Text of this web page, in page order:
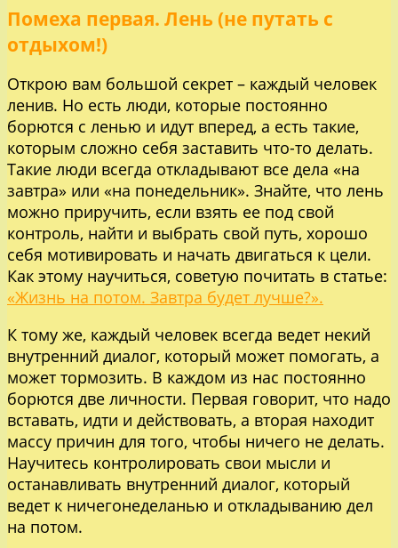
Помеха первая. Лень (не путать с
отдыхом!)
Открою вам большой секрет – каждый человек
ленив. Но есть люди, которые постоянно
борются с ленью и идут вперед, а есть такие,
которым сложно себя заставить что-то делать.
Такие люди всегда откладывают все дела «на
завтра» или «на понедельник». Знайте, что лень
можно приручить, если взять ее под свой
контроль, найти и выбрать свой путь, хорошо
себя мотивировать и начать двигаться к цели.
Как этому научиться, советую почитать в статье:
«Жизнь на потом. Завтра будет лучше?».
К тому же, каждый человек всегда ведет некий
внутренний диалог, который может помогать, а
может тормозить. В каждом из нас постоянно
борются две личности. Первая говорит, что надо
вставать, идти и действовать, а вторая находит
массу причин для того, чтобы ничего не делать.
Научитесь контролировать свои мысли и
останавливать внутренний диалог, который
ведет к ничегонеделанью и откладыванию дел
на потом.